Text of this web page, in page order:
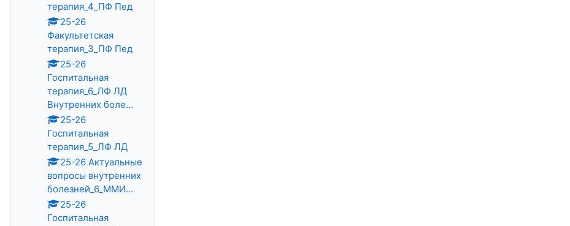
терапия_4_ПФ Пед
25-26
Факультетская
терапия_3_ПФ Пед
25-26
Госпитальная
терапия_6_ЛФ ЛД
Внутренних боле...
25-26
Госпитальная
терапия_5_ЛФ ЛД
25-26 Актуальные
вопросы внутренних
болезней_6_ММИ...
25-26
Госпитальная